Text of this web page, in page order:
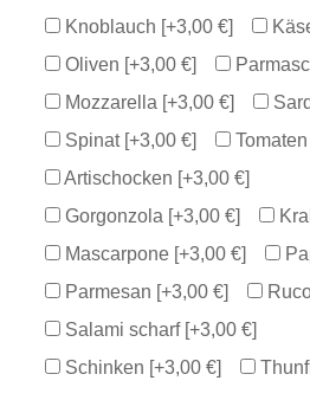
Knoblauch [+3,00 €]
Oliven [+3,00 €]
Mozzarella [+3,00 €]
Spinat [+3,00 €] Tomaten
Artischocken [+3,00 €]
Gorgonzola [+3,00 €]
Mascarpone [+3,00 €]
Parmesan [+3,00 €]
Salami scharf [+3,00 €]
Schinken [+3,00 €]